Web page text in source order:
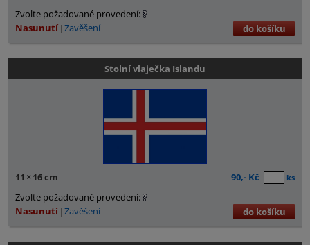
Zvolte požadované provedení:
Nasunutí Zavěšení do košíku
Stolní vlaječka Islandu
11 × 16 cm 90,- Kč ks
Zvolte požadované provedení:
Nasunutí Zavěšení do košíku